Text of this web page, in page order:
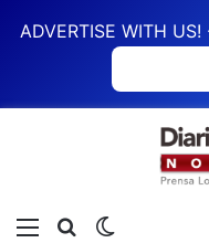
ADVERTISE WITH
Menú Buscar